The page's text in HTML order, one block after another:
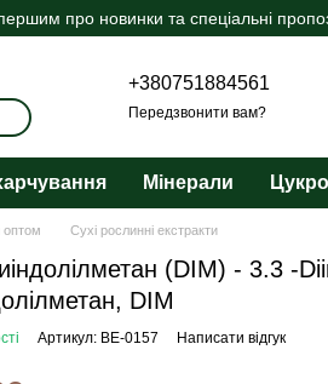
про новинки та спеціальні
+380751884561
Передзвонити вам?
Мінерали
оптом Сухі рослинні екстракти
(DIM) - 3.3 -
DIM
Артикул: BE-0157 Написати відгук